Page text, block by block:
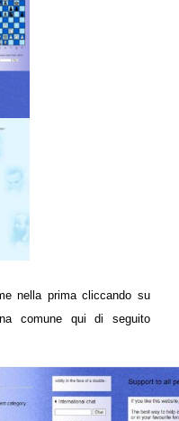
nella prima cliccando su
comune qui di seguito